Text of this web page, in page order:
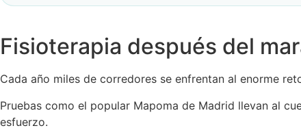
Fisioterapia después del
Cada año miles de corredores se enfrentan al enorme
Pruebas como el popular Mapoma de Madrid llevan al
esfuerzo.